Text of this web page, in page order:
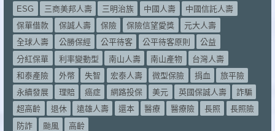
ESG 三商美邦人壽 三明治族 中國人壽
中國信託人壽
保單借款
保誠人壽 保險 保險信望愛獎
元大人壽
全球人壽
公勝保經 公平待客 公平待客原則
公益
分紅保單
利率變動型 南山人壽 南山產物
台灣人壽
和泰產險
外幣 失智 宏泰人壽 微型保險 捐血
旅平險
永續發展
理賠 癌症 網路投保 美元 英國保誠人壽
詐騙
超高齡
退休 遠雄人壽 還本 醫療 醫療險 長照
長照險
防詐
颱風 高齡